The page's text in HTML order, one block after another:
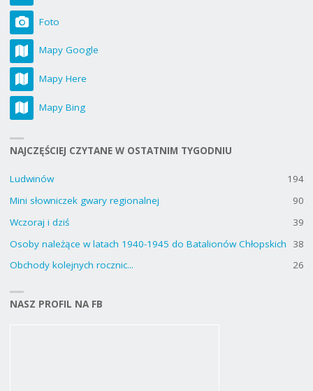
Foto
Mapy Google
Mapy Here
Mapy Bing
NAJCZĘŚCIEJ CZYTANE W OSTATNIM TYGODNIU
Ludwinów
194
Mini słowniczek gwary regionalnej
90
Wczoraj i dziś
39
Osoby należące w latach 1940-1945 do Batalionów Chłopskich
38
Obchody kolejnych rocznic...
26
NASZ PROFIL NA FB